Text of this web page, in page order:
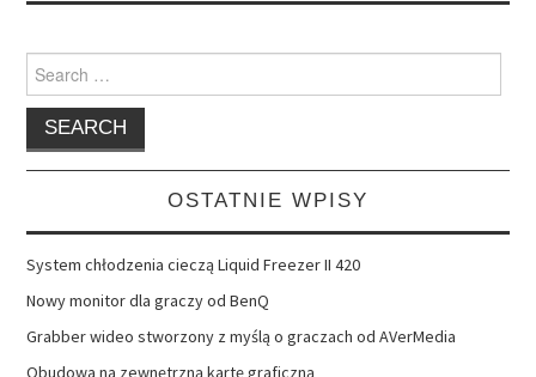
Search
for:
OSTATNIE WPISY
System chłodzenia cieczą Liquid Freezer II 420
Nowy monitor dla graczy od BenQ
Grabber wideo stworzony z myślą o graczach od AVerMedia
Obudowa na zewnętrzną kartę graficzną